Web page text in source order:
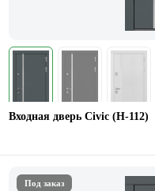
Входная дверь Civic (Н-112)
Под заказ